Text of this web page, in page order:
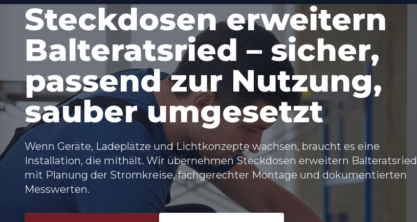
Steckdosen erweitern
Balteratsried – sicher,
passend zur Nutzung,
sauber umgesetzt
Wenn Geräte, Ladeplätze und Lichtkonzepte wachsen, braucht es eine
Installation, die mithält. Wir übernehmenSteckdosen erweitern Balteratsried
mit Planung der Stromkreise, fachgerechter Montage und dokumentierten
Messwerten.